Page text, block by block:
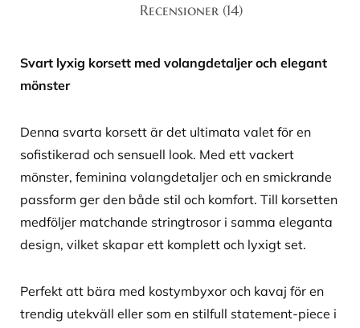
Recensioner (14)
Svart lyxig korsett med volangdetaljer och elegant
mönster
Denna svarta korsett är det ultimata valet för en
sofistikerad och sensuell look. Med ett vackert
mönster, feminina volangdetaljer och en smickrande
passform ger den både stil och komfort. Till korsetten
medföljer matchande stringtrosor i samma eleganta
design, vilket skapar ett komplett och lyxigt set.
Perfekt att bära med kostymbyxor och kavaj för en
trendig utekväll eller som en stilfull statement-piece i